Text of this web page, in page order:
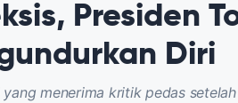
Presiden
Diri
menerima kritik pedas